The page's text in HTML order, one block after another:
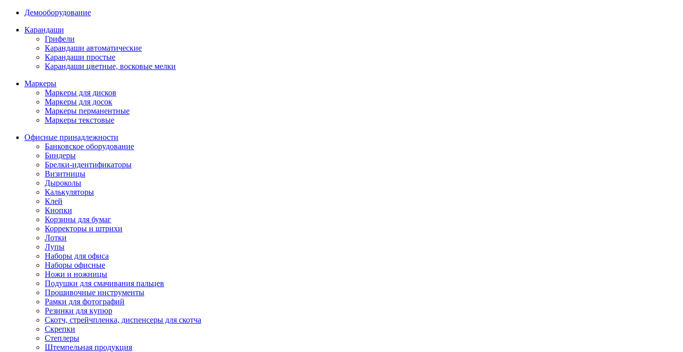
Демооборудование
Карандаши
Грифели
Карандаши автоматические
Карандаши простые
Карандаши цветные, восковые мелки
Маркеры
Маркеры для дисков
Маркеры для досок
Маркеры перманентные
Маркеры текстовые
Офисные принадлежности
Банковское оборудование
Биндеры
Брелки-идентификаторы
Визитницы
Дыроколы
Калькуляторы
Клей
Кнопки
Корзины для бумаг
Корректоры и штрихи
Лотки
Лупы
Наборы для офиса
Наборы офисные
Ножи и ножницы
Подушки для смачивания пальцев
Прошивочные инструменты
Рамки для фотографий
Резинки для купюр
Скотч, стрейчпленка, диспенсеры для скотча
Скрепки
Степлеры
Штемпельная продукция